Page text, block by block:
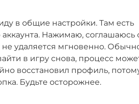
в общие настройки. Там есть
Нажимаю, соглашаюсь
удаляется мгновенно.
в игру снова, процесс
восстановил профиль,
Будьте осторожнее.